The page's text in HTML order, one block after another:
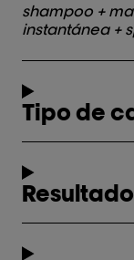
shampoo +
instantánea +
Tipo de